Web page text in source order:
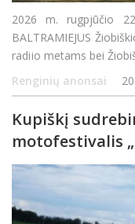
2026 m. rugpjūčio
BALTRAMIEJUS
radijo metams bei
metų sukakčiai
Renginių anonsai
Kupiškį
motofestivalis